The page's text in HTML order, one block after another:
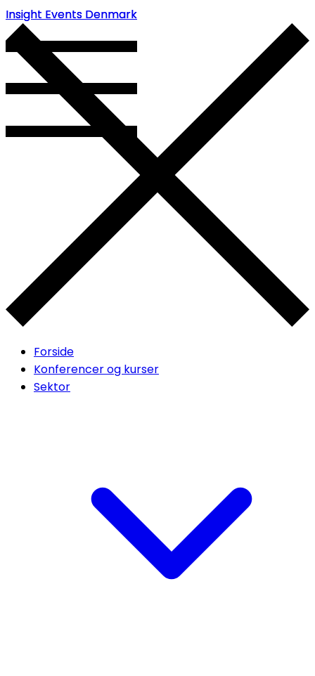
Insight Events Denmark
Insight Events Denmark
Forside
Konferencer og kurser
Sektor